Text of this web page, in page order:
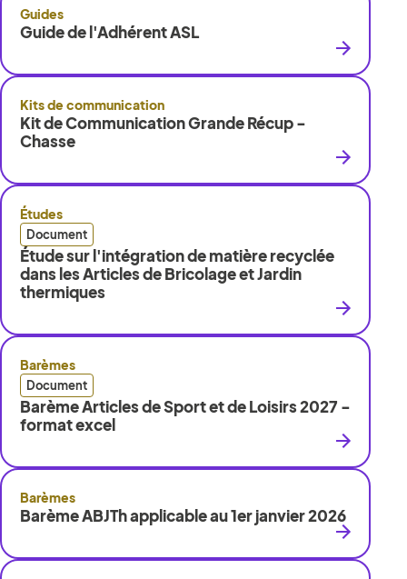
Guides
Guide de l'Adhérent ASL
Kits de communication
Kit de Communication Grande Récup -
Chasse
Études
Document
Étude sur l'intégration de matière recyclée
dans les Articles de Bricolage et Jardin
thermiques
Barèmes
Document
Barème Articles de Sport et de Loisirs 2027 -
format excel
Barèmes
Barème ABJTh applicable au 1er janvier 2026